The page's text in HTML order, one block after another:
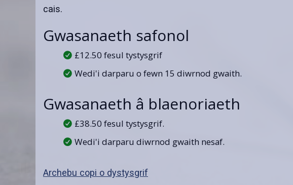
cais.
Gwasanaeth safonol
£12.50 fesul tystysgrif
Wedi'i darparu o fewn 15 diwrnod gwaith.
Gwasanaeth â blaenoriaeth
£38.50 fesul tystysgrif.
Wedi'i darparu diwrnod gwaith nesaf.
Archebu copi o dystysgrif